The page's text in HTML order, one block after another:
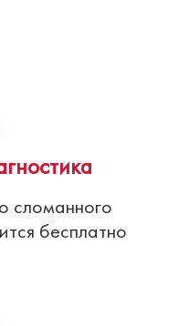
сломанного
бесплатно